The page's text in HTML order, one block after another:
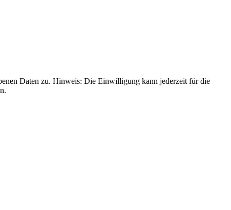
Daten zu. Hinweis: Die Einwilligung kann jederzeit für die